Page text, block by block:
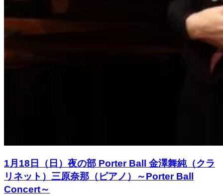
1月18日（日）夜の部 Porter Ball 金澤舞純（クラ
リネット）三原奈那（ピアノ）～Porter Ball
Concert～